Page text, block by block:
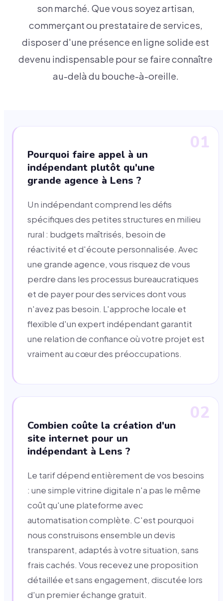
son marché. Que vous soyez artisan,
commerçant ou prestataire de services,
disposer d'une présence en ligne solide est
devenu indispensable pour se faire connaître
au-delà du bouche-à-oreille.
01
Pourquoi faire appel à un
indépendant plutôt qu'une
grande agence à Lens ?
Un indépendant comprend les défis
spécifiques des petites structures en milieu
rural : budgets maîtrisés, besoin de
réactivité et d'écoute personnalisée. Avec
une grande agence, vous risquez de vous
perdre dans les processus bureaucratiques
et de payer pour des services dont vous
n'avez pas besoin. L'approche locale et
flexible d'un expert indépendant garantit
une relation de confiance où votre projet est
vraiment au cœur des préoccupations.
02
Combien coûte la création d'un
site internet pour un
indépendant à Lens ?
Le tarif dépend entièrement de vos besoins
: une simple vitrine digitale n'a pas le même
coût qu'une plateforme avec
automatisation complète. C'est pourquoi
nous construisons ensemble un devis
transparent, adaptés à votre situation, sans
frais cachés. Vous recevez une proposition
détaillée et sans engagement, discutée lors
d'un premier échange gratuit.